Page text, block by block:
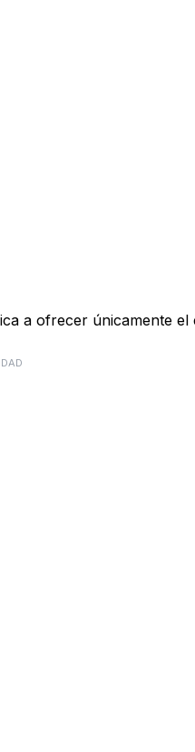
a ofrecer únicamente